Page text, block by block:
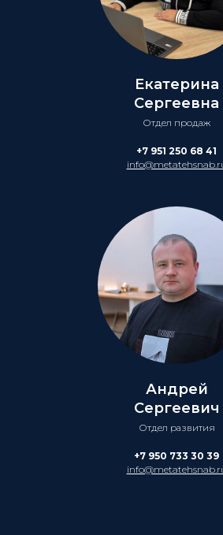
Екатерина
Сергеевна
Отдел продаж
+7 951 250 68 41
Андрей
Сергеевич
Отдел развития
+7 950 733 30 39